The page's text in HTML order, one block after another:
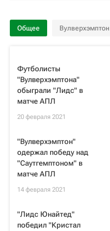
Общее Вулверхэмптон
Футболисты
"Вулверхэмптона"
обыграли "Лидс" в
матче АПЛ
20 февраля 2021
"Вулверхэмптон"
одержал победу над
"Саутгемптоном" в
матче АПЛ
14 февраля 2021
"Лидс Юнайтед"
победил "Кристал